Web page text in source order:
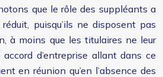
que le rôle des suppléants a
puisqu’ils ne disposent pas
à moins que les titulaires ne leur
d’entreprise allant dans ce
en réunion qu’en l’absence des